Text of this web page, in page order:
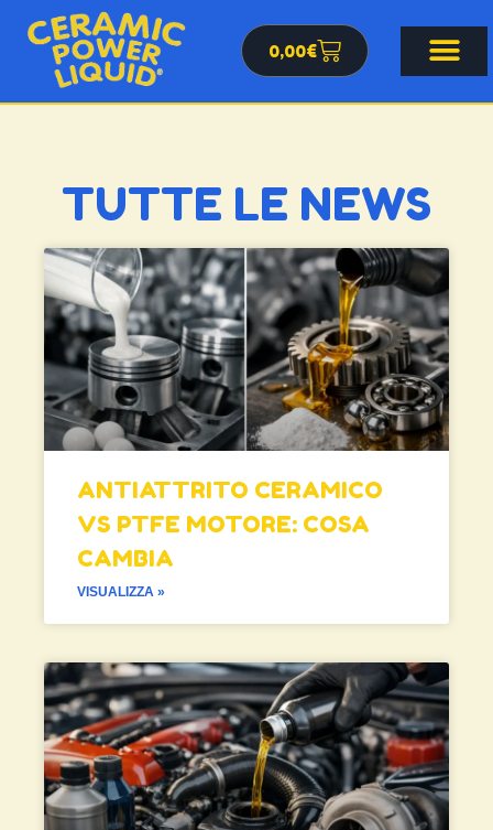
0,00€
TUTTE LE NEWS
ANTIATTRITO CERAMICO
VS PTFE MOTORE: COSA
CAMBIA
VISUALIZZA »